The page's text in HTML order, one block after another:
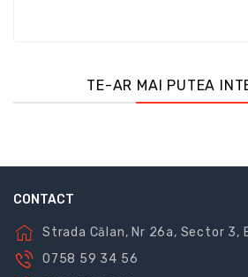
TE-AR MAI PUTEA
CONTACT
Strada Călan, Nr 26a, Sector 3,
0758 59 34 56